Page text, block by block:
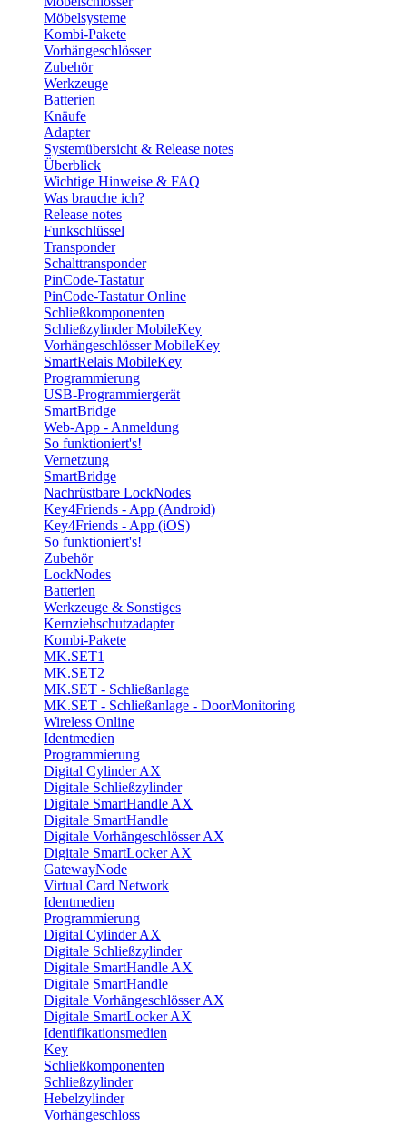
Möbelsysteme
Kombi-Pakete
Vorhängeschlösser
Zubehör
Werkzeuge
Batterien
Knäufe
Adapter
Systemübersicht & Release notes
Überblick
Wichtige Hinweise & FAQ
Was brauche ich?
Release notes
Funkschlüssel
Transponder
Schalttransponder
PinCode-Tastatur
PinCode-Tastatur Online
Schließkomponenten
Schließzylinder MobileKey
Vorhängeschlösser MobileKey
SmartRelais MobileKey
Programmierung
USB-Programmiergerät
SmartBridge
Web-App - Anmeldung
So funktioniert's!
Vernetzung
SmartBridge
Nachrüstbare LockNodes
Key4Friends - App (Android)
Key4Friends - App (iOS)
So funktioniert's!
Zubehör
LockNodes
Batterien
Werkzeuge & Sonstiges
Kernziehschutzadapter
Kombi-Pakete
MK.SET1
MK.SET2
MK.SET - Schließanlage
MK.SET - Schließanlage - DoorMonitoring
Wireless Online
Identmedien
Programmierung
Digital Cylinder AX
Digitale Schließzylinder
Digitale SmartHandle AX
Digitale SmartHandle
Digitale Vorhängeschlösser AX
Digitale SmartLocker AX
GatewayNode
Virtual Card Network
Identmedien
Programmierung
Digital Cylinder AX
Digitale Schließzylinder
Digitale SmartHandle AX
Digitale SmartHandle
Digitale Vorhängeschlösser AX
Digitale SmartLocker AX
Identifikationsmedien
Key
Schließkomponenten
Schließzylinder
Hebelzylinder
Vorhängeschloss